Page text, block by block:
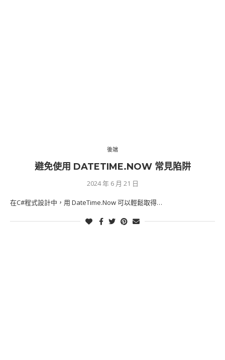
後端
避免使用 DATETIME.NOW 常見陷阱
2024 年 6 月 21 日
在C#程式設計中，用 DateTime.Now 可以輕鬆取得…